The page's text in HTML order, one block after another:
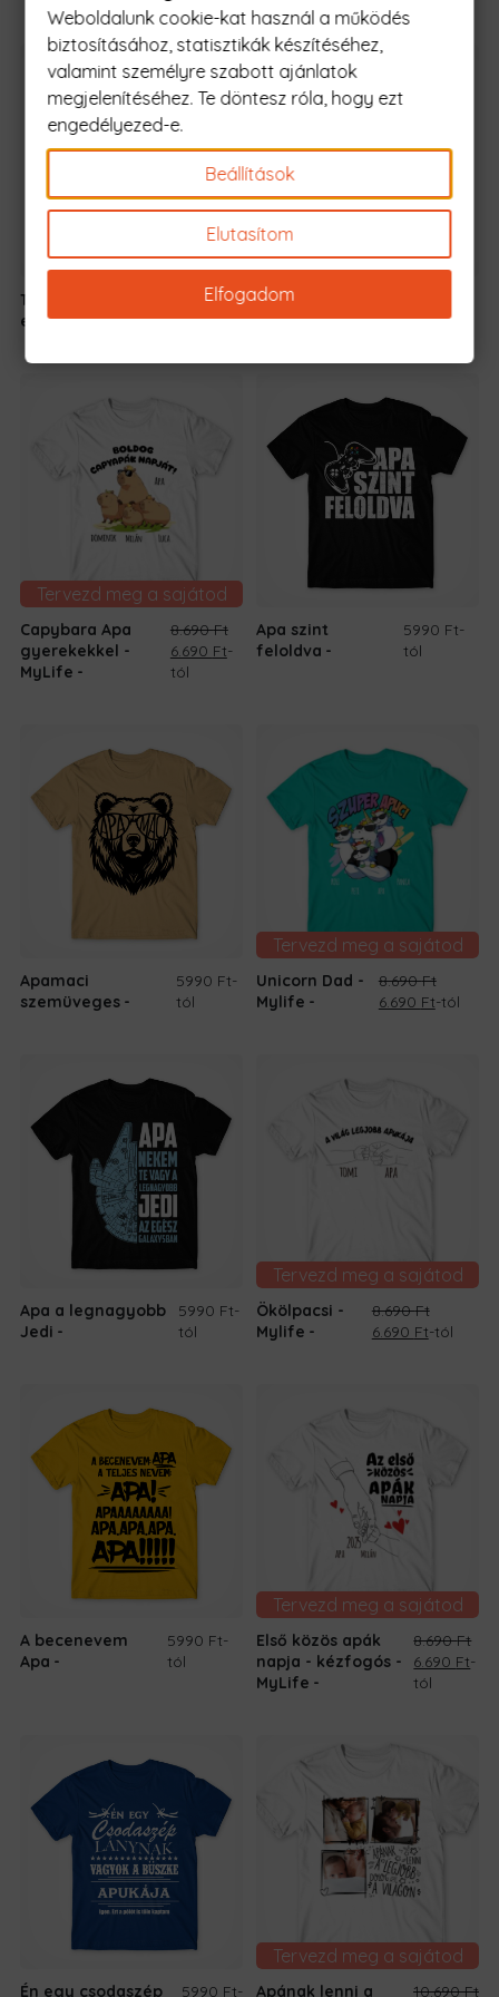
was:
is:
The noble
element
5990 Ft-
tól
Walking dad
Tervezd meg a sajátod
Capybara Apa
gyerekekkel -
MyLife
8.690Ft
Original
price
6.690 FtCurrent
-
tól
Apa szint
feloldva
5990 Ft-
tól
Apamaci
szemüveges
5990 Ft-
tól
Tervezd meg a sajátod
Unicorn Dad -
Mylife
8.690Ft
Original
6.690 FtCurrent
-tól
Apa a legnagyobb
Jedi
5990 Ft-
tól
Tervezd meg a sajátod
Ökölpacsi -
Mylife
8.690Ft
Original
6.690 FtCurrent
-tól
A becenevem
Apa
5990 Ft-
tól
Tervezd meg a sajátod
Első közös apák
napja - kézfogós -
MyLife
8.690Ft
Original
price
6.690 Ft-
tól
Én egy csodaszép 5990 Ft-
Tervezd meg a sajátod
Apának lenni a 10.690Ft
Weboldalunk cookie-kat használ a működés
biztosításához, statisztikák készítéséhez,
valamint személyre szabott ajánlatok
megjelenítéséhez. Te döntesz róla, hogy ezt
engedélyezed-e.
Beállítások
Elutasítom
Elfogadom